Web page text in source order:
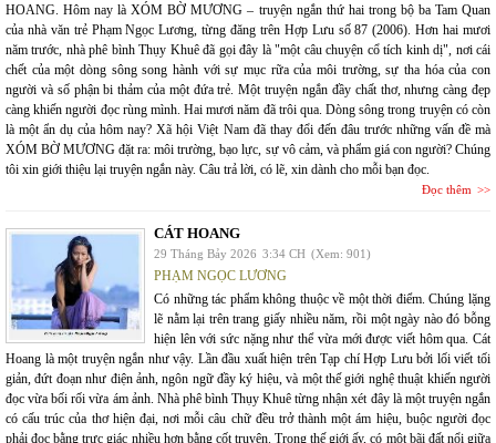
HOANG. Hôm nay là XÓM BỜ MƯƠNG – truyện ngắn thứ hai trong bộ ba Tam Quan
của nhà văn trẻ Phạm Ngọc Lương, từng đăng trên Hợp Lưu số 87 (2006). Hơn hai mươi
năm trước, nhà phê bình Thụy Khuê đã gọi đây là "một câu chuyện cổ tích kinh dị", nơi cái
chết của một dòng sông song hành với sự mục rữa của môi trường, sự tha hóa của con
người và số phận bi thảm của một đứa trẻ. Một truyện ngắn đầy chất thơ, nhưng càng đẹp
càng khiến người đọc rùng mình. Hai mươi năm đã trôi qua. Dòng sông trong truyện có còn
là một ẩn dụ của hôm nay? Xã hội Việt Nam đã thay đổi đến đâu trước những vấn đề mà
XÓM BỜ MƯƠNG đặt ra: môi trường, bạo lực, sự vô cảm, và phẩm giá con người? Chúng
tôi xin giới thiệu lại truyện ngắn này. Câu trả lời, có lẽ, xin dành cho mỗi bạn đọc.
Đọc thêm
CÁT HOANG
29 Tháng Bảy 2026 3:34 CH (Xem: 901)
PHẠM NGỌC LƯƠNG
Có những tác phẩm không thuộc về một thời điểm. Chúng lặng
lẽ nằm lại trên trang giấy nhiều năm, rồi một ngày nào đó bỗng
hiện lên với sức nặng như thể vừa mới được viết hôm qua. Cát
Hoang là một truyện ngắn như vậy. Lần đầu xuất hiện trên Tạp chí Hợp Lưu bởi lối viết tối
giản, đứt đoạn như điện ảnh, ngôn ngữ đầy ký hiệu, và một thế giới nghệ thuật khiến người
đọc vừa bối rối vừa ám ảnh. Nhà phê bình Thụy Khuê từng nhận xét đây là một truyện ngắn
có cấu trúc của thơ hiện đại, nơi mỗi câu chữ đều trở thành một ám hiệu, buộc người đọc
phải đọc bằng trực giác nhiều hơn bằng cốt truyện. Trong thế giới ấy, có một bãi đất nổi giữa